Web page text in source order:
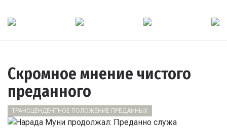
Скромное мнение чистого
преданного
ТРАНСЦЕНДЕНТНОЕ ПОЛОЖЕНИЕ ПРЕДАННЫХ